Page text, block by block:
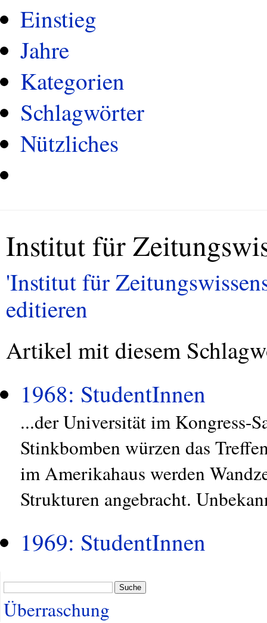
Einstieg
Jahre
Kategorien
Schlagwörter
Nützliches
Institut für
'Institut für
editieren
Artikel mit diesem
1968: StudentInnen
...der Universität im Kongress-
Stinkbomben würzen das
im Amerikahaus werden
Strukturen angebracht.
1969: StudentInnen
Suche
Überraschung